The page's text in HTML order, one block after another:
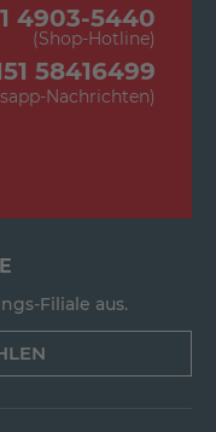
4903-5440
(Shop-Hotline)
58416499
Nachrichten)
Filiale aus.